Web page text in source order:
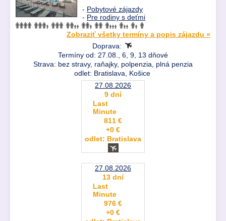
- Pobytové zájazdy
- Pre rodiny s deťmi
Zobraziť všetky termíny a popis zájazdu »
Doprava:
Termíny od: 27.08., 6, 9, 13 dňové
Strava: bez stravy, raňajky, polpenzia, plná penzia
odlet: Bratislava, Košice
27.08.2026
9 dní
Last
Minute
811 €
+0 €
odlet: Bratislava
27.08.2026
13 dní
Last
Minute
976 €
+0 €